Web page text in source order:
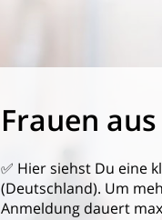
Frauen
✅ Hier siehst Du eine
(Deutschland). Um
Anmeldung dauert